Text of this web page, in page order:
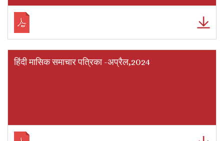
हिंदी मासिक समाचार पत्रिका -अप्रैल,2024